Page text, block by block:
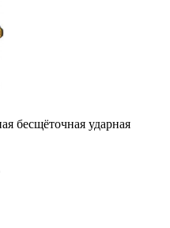
бесщёточная ударная